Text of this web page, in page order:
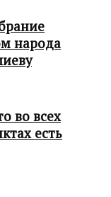
народа
во всех
есть